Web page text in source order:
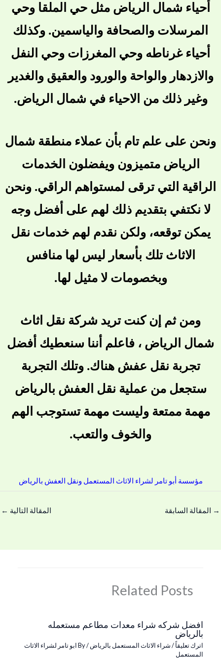
أحياء شمال الرياض مثل حي الملقا وحي
المرسلات والصحافة والياسمين. وكذلك
أحياء غرناطه وحي المغرزات وحي النفل
والازدهار والواحة والورود والعقيق والغدير
وغير ذلك من الاحياء في شمال الرياض.
ونحن على علم تام بأن عملاء منطقة شمال
الرياض متميزون ويفضلون الخدمات
الراقية التي ترقى لمستواهم الراقي. ونحن
لا نكتفي بتقديم ذلك لهم على أفضل وجه
يمكن توقعه، ولكن نقدم لهم خدمات نقل
الاثاث تلك بأسعار ليس لها منافس
وبخصومات لا مثيل لها.
ومن ثم إن كنت تريد شركة نقل اثاث
شمال الرياض ، فاعلم أننا سنعطيك أفضل
تجربة نقل عفش هناك. وتلك التجربة
ستجعل من عملية نقل العفش بالرياض
مهمة ممتعة وليست مهمة تستوجب الهم
والخوف والتعب.
مؤسسة أبو تامر لشراء الاثاث المستعمل ونقل العفش بالرياض
→ المقالة السابقة المقالة التالية ←
Related Posts
افضل شركه شراء معدات مطاعم مستعمله
بالرياض
اترك تعليقاً/شراء الاثاث المستعمل بالرياض/ By
ابو تامر لشراء الاثاث
المستعمل